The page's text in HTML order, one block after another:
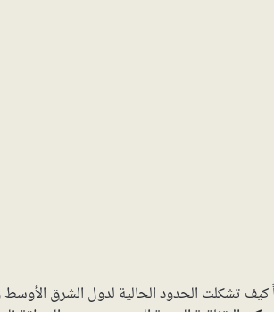
تشكلت الحدود الحالية لدول الشرق